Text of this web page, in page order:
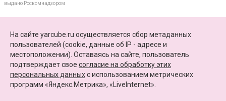
выдано Роскомнадзором
ПАРТНЕРЫ
КАРТА САЙТА
+7 (4852) 64-15-52
На сайте yarcube.ru осуществляется сбор метаданных
пользователей (cookie, данные об IP - адресе и
местоположении). Оставаясь на сайте, пользователь
подтверждает свое согласие на обработку этих
персональных данныхc использованием метрических
программ «Яндекс.Метрика», «LiveInternet».